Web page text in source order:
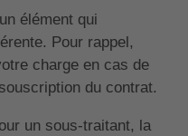
élément qui
Pour rappel,
charge en cas de
du contrat.
un sous-traitant, la